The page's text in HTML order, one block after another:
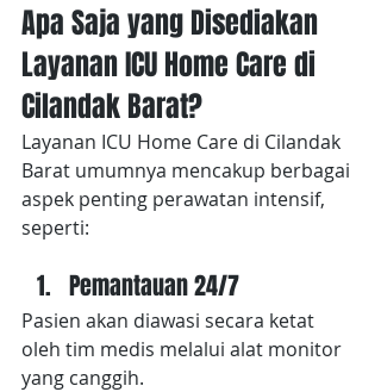
Apa Saja yang Disediakan
Layanan ICU Home Care di
Cilandak Barat?
Layanan ICU Home Care di Cilandak
Barat umumnya mencakup berbagai
aspek penting perawatan intensif,
seperti:
Pemantauan 24/7
Pasien akan diawasi secara ketat
oleh tim medis melalui alat monitor
yang canggih.